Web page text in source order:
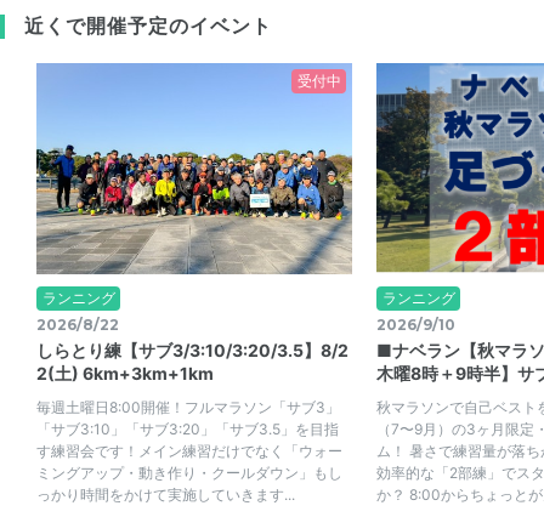
近くで開催予定のイベント
受付中
ランニング
2026/8/22
しらとり練【サブ3/3:10/3:20/3.5】8/2
2(土) 6km+3km+1km
毎週土曜日8:00開催！フルマラソン「サブ3」
「サブ3:10」「サブ3:20」「サブ3.5」を目指
す練習会です！メイン練習だけでなく「ウォー
ミングアップ・動き作り・クールダウン」もし
っかり時間をかけて実施していきます...
ランニング
2026/9/10
■ナベラン【秋マラ
木曜8時＋9時半】サ
秋マラソンで自己ベスト
（7〜9月）の3ヶ月限定
ム！ 暑さで練習量が落
効率的な「2部練」でス
か？ 8:00からちょっと